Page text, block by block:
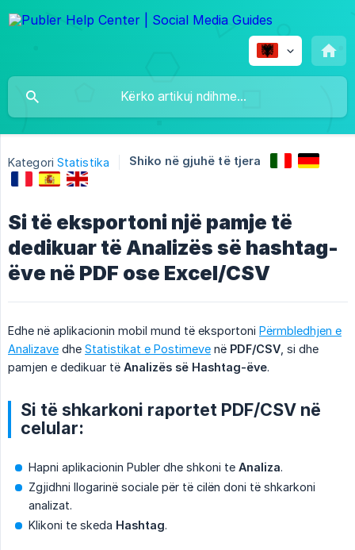
Kategori Statistika Shiko në gjuhë të tjera
Si të eksportoni një pamje të
dedikuar të Analizës së hashtag-
ëve në PDF ose Excel/CSV
Edhe në aplikacionin mobil mund të eksportoni Përmbledhjen e
Analizave dhe Statistikat e Postimeve në PDF/CSV , si dhe
pamjen e dedikuar të Analizës së Hashtag-ëve.
Si të shkarkoni raportet PDF/CSV në
celular:
Hapni aplikacionin Publer dhe shkoni te Analiza.
Zgjidhni llogarinë sociale për të cilën doni të shkarkoni
analizat.
Klikoni te skeda Hashtag.